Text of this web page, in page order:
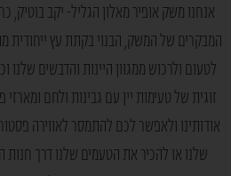
אנחנו משק אופיר מאלון הגליל- יקב בוטיק,
המבקרים של המשק, הבנוי בקתת עץ ייחודית
לטעום ולרכוש ממגוון היינות והדבשים שלנו
זוגית של טעימות יין עם גבינות ולחם
אודותינו ולאפשר לכם להתמסר לאווירה
שלנו או להכיר את הטעמים שלנו דרך חנות